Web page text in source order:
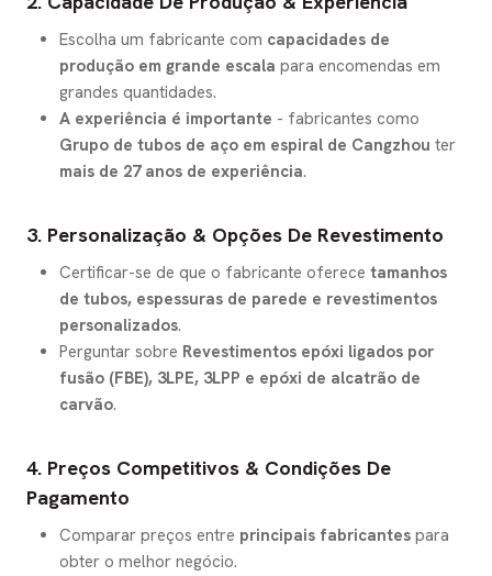
Escolha um fabricante com capacidades de
produção em grande escala para encomendas em
grandes quantidades.
A experiência é importante - fabricantes como
Grupo de tubos de aço em espiral de Cangzhou ter
mais de 27 anos de experiência.
3. Personalização & Opções De Revestimento
Certificar-se de que o fabricante oferece tamanhos
de tubos, espessuras de parede e revestimentos
personalizados.
Perguntar sobre Revestimentos epóxi ligados por
fusão (FBE), 3LPE, 3LPP e epóxi de alcatrão de
carvão.
4. Preços Competitivos & Condições De
Pagamento
Comparar preços entre principais fabricantes para
obter o melhor negócio.